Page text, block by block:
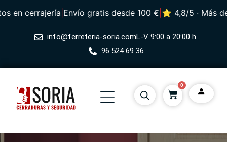
cerrajería|Envío gratis desde 100 €|⭐ 4,8/5 · Más de
info@ferreteria-soria.comL-V 9:00 a 20:00 h.
96 524 69 36
0